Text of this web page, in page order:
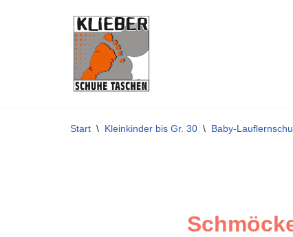
Start \ Kleinkinder bis Gr. 30 \ Baby-